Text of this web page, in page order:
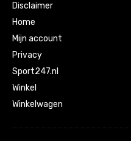
Disclaimer
Home
Mijn account
Privacy
Sport247.nl
Winkel
Winkelwagen